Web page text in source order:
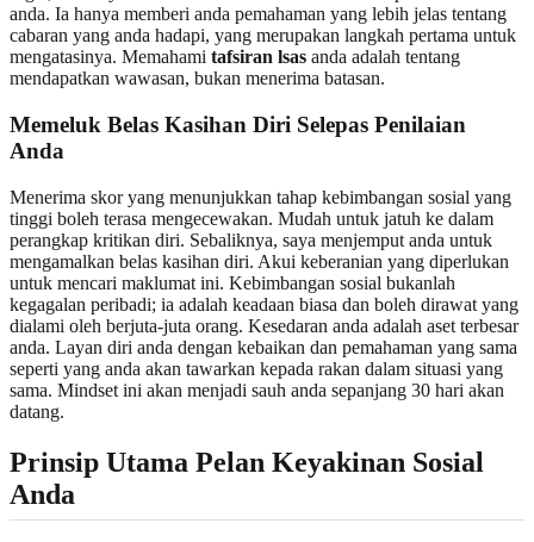
anda. Ia hanya memberi anda pemahaman yang lebih jelas tentang
cabaran yang anda hadapi, yang merupakan langkah pertama untuk
mengatasinya. Memahami tafsiran lsas anda adalah tentang
mendapatkan wawasan, bukan menerima batasan.
Memeluk Belas Kasihan Diri Selepas Penilaian
Anda
Menerima skor yang menunjukkan tahap kebimbangan sosial yang
tinggi boleh terasa mengecewakan. Mudah untuk jatuh ke dalam
perangkap kritikan diri. Sebaliknya, saya menjemput anda untuk
mengamalkan belas kasihan diri. Akui keberanian yang diperlukan
untuk mencari maklumat ini. Kebimbangan sosial bukanlah
kegagalan peribadi; ia adalah keadaan biasa dan boleh dirawat yang
dialami oleh berjuta-juta orang. Kesedaran anda adalah aset terbesar
anda. Layan diri anda dengan kebaikan dan pemahaman yang sama
seperti yang anda akan tawarkan kepada rakan dalam situasi yang
sama. Mindset ini akan menjadi sauh anda sepanjang 30 hari akan
datang.
Prinsip Utama Pelan Keyakinan Sosial
Anda